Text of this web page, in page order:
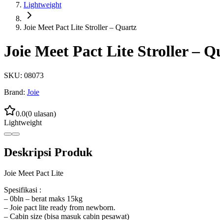
Lightweight
Joie Meet Pact Lite Stroller – Quartz
Joie Meet Pact Lite Stroller –
SKU: 08073
Brand: Joie
0.0(0 ulasan)
Lightweight
Deskripsi Produk
Joie Meet Pact Lite
Spesifikasi :
– 0bln – berat maks 15kg
– Joie pact lite ready from newborn.
– Cabin size (bisa masuk cabin pesawat)